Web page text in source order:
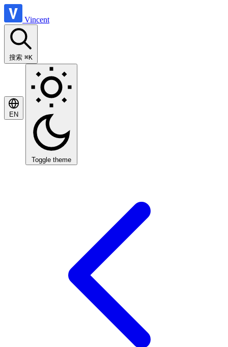
Vincent
搜索 ⌘K
EN
Toggle theme